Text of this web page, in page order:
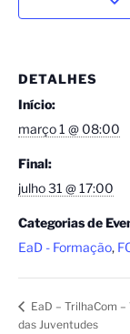
DETALHES
Início:
março 1 @ 08:00
Final:
julho 31 @ 17:00
Categorias de
EaD - Formação,
EaD – TrilhaCom
das Juventudes